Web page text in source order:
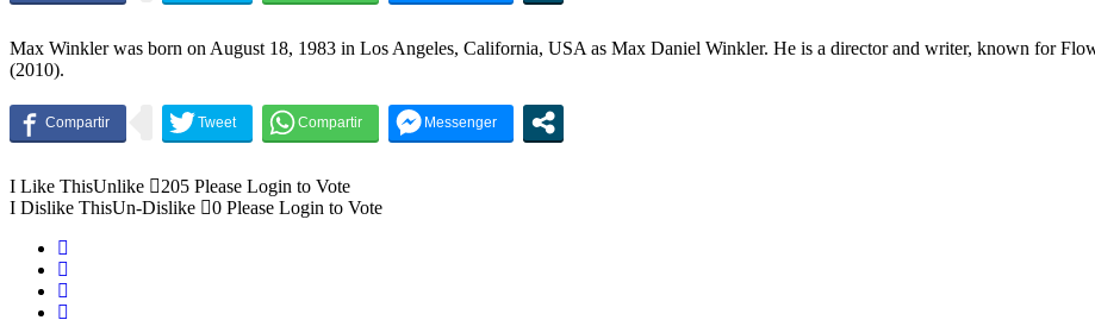
Max Winkler was born on August 18, 1983 in Los Angeles, California, USA as Max Daniel Winkler. He is a director and writer, known for
(2010).
I Like ThisUnlike 205 Please Login to Vote
I Dislike ThisUn-Dislike 0 Please Login to Vote